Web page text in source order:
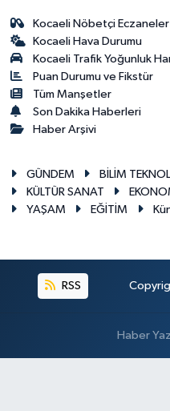
Kocaeli Nöbetçi Eczaneler
Kocaeli Hava Durumu
Kocaeli Trafik Yoğunluk
Puan Durumu ve Fikstür
Tüm Manşetler
Son Dakika Haberleri
Haber Arşivi
GÜNDEM BİLİM
KÜLTÜR SANAT
YAŞAM
EĞİTİM
RSS
Haber